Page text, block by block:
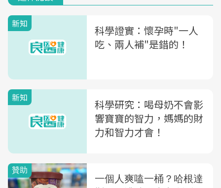
新知
科學證實：懷孕時"一人
吃、兩人補"是錯的！
新知
科學研究：喝母奶不會影
響寶寶的智力，媽媽的財
力和智力才會！